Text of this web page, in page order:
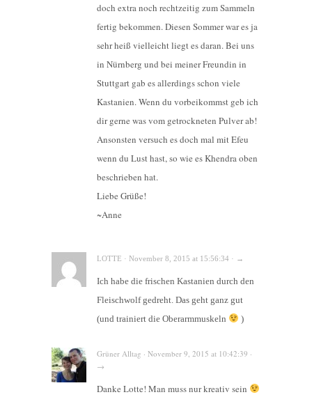
doch extra noch rechtzeitig zum Sammeln
fertig bekommen. Diesen Sommer war es ja
sehr heiß vielleicht liegt es daran. Bei uns
in Nürnberg und bei meiner Freundin in
Stuttgart gab es allerdings schon viele
Kastanien. Wenn du vorbeikommst geb ich
dir gerne was vom getrockneten Pulver ab!
Ansonsten versuch es doch mal mit Efeu
wenn du Lust hast, so wie es Khendra oben
beschrieben hat.
Liebe Grüße!
~Anne
LOTTE · November 8, 2015 at 15:56:34 · →
Ich habe die frischen Kastanien durch den
Fleischwolf gedreht. Das geht ganz gut
(und trainiert die Oberarmmuskeln
)
Grüner Alltag · November 9, 2015 at 10:42:39 ·
→
Danke Lotte! Man muss nur kreativ sein